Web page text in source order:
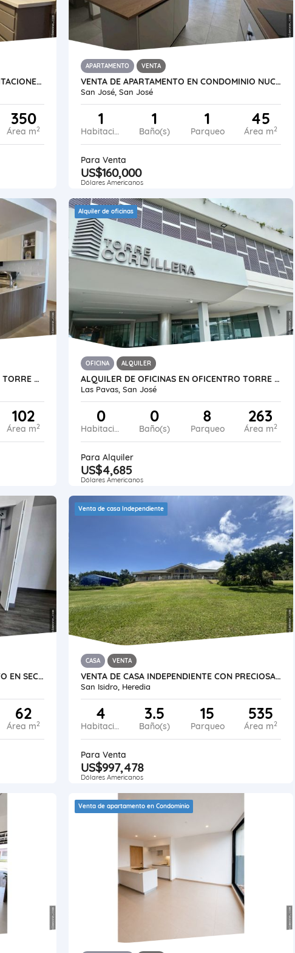
ALQUILER DE CASA GEMELA DE 4 HABITACIONES. ROHRMOSER
350
Área m2
APARTAMENTO VENTA
VENTA DE APARTAMENTO EN CONDOMINIO NUCLEO SABANA CON LINEA BLANCA. CM
San José, San José
1
Habitaciones
1
Baño(s)
1
Parqueo
45
Área m2
Para Venta
US$160,000
Dólares Americanos
APARTAMENTO CON LÍNEA BLANCA EN TORRE TRIBCA, ROHRMOSER
102
Área m2
Alquiler de oficinas
OFICINA ALQUILER
ALQUILER DE OFICINAS EN OFICENTRO TORRE CORDILLERA EN PAVAS, SAN JOSÉ
Las Pavas, San José
0
Habitaciones
0
Baño(s)
8
Parqueo
263
Área m2
Para Alquiler
US$4,685
Dólares Americanos
ALQUILER DE MODERNO APARTAMENTO EN SECRT SABANA
62
Área m2
Venta de casa Independiente
CASA VENTA
VENTA DE CASA INDEPENDIENTE CON PRECIOSA VISTA. SAN ISIDRO DE HEREDIA
San Isidro, Heredia
4
Habitaciones
3.5
Baño(s)
15
Parqueo
535
Área m2
Para Venta
US$997,478
Dólares Americanos
Venta de apartamento en Condominio